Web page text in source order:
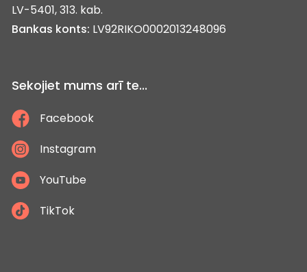
LV-5401, 313. kab.
Bankas konts: LV92RIKO0002013248096
Sekojiet mums arī te...
Facebook
Instagram
YouTube
TikTok